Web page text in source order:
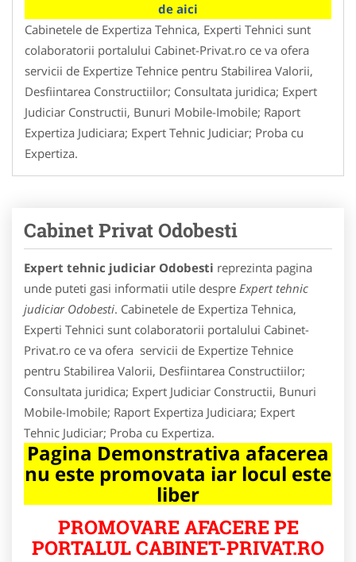
de aici
Cabinetele de Expertiza Tehnica, Experti Tehnici sunt
colaboratorii portalului Cabinet-Privat.ro ce va ofera
servicii de Expertize Tehnice pentru Stabilirea Valorii,
Desfiintarea Constructiilor; Consultata juridica; Expert
Judiciar Constructii, Bunuri Mobile-Imobile; Raport
Expertiza Judiciara; Expert Tehnic Judiciar; Proba cu
Expertiza.
Cabinet Privat Odobesti
Expert tehnic judiciar Odobesti reprezinta pagina
unde puteti gasi informatii utile despre Expert tehnic
judiciar Odobesti. Cabinetele de Expertiza Tehnica,
Experti Tehnici sunt colaboratorii portalului Cabinet-
Privat.ro ce va ofera servicii de Expertize Tehnice
pentru Stabilirea Valorii, Desfiintarea Constructiilor;
Consultata juridica; Expert Judiciar Constructii, Bunuri
Mobile-Imobile; Raport Expertiza Judiciara; Expert
Tehnic Judiciar; Proba cu Expertiza.
Pagina Demonstrativa afacerea
nu este promovata iar locul este
liber
PROMOVARE AFACERE PE
PORTALUL CABINET-PRIVAT.RO